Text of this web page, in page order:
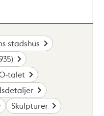
stadshus
talet
Skulpturer